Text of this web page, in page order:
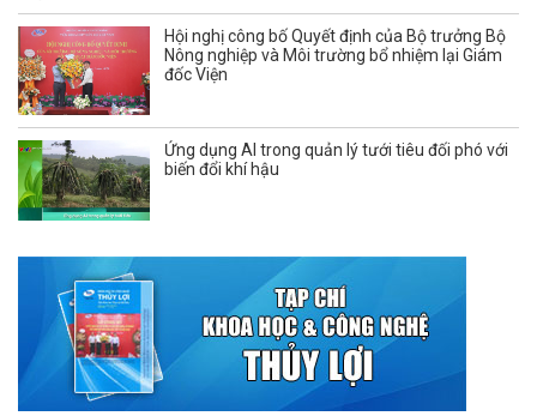
Hội nghị công bố Quyết định của Bộ trưởng Bộ
Nông nghiệp và Môi trường bổ nhiệm lại Giám
đốc Viện
Ứng dụng AI trong quản lý tưới tiêu đối phó với
biến đổi khí hậu